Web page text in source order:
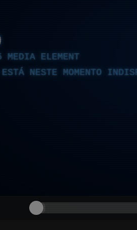
MEDIA ELEMENT
ESTÁ NESTE MOMENTO